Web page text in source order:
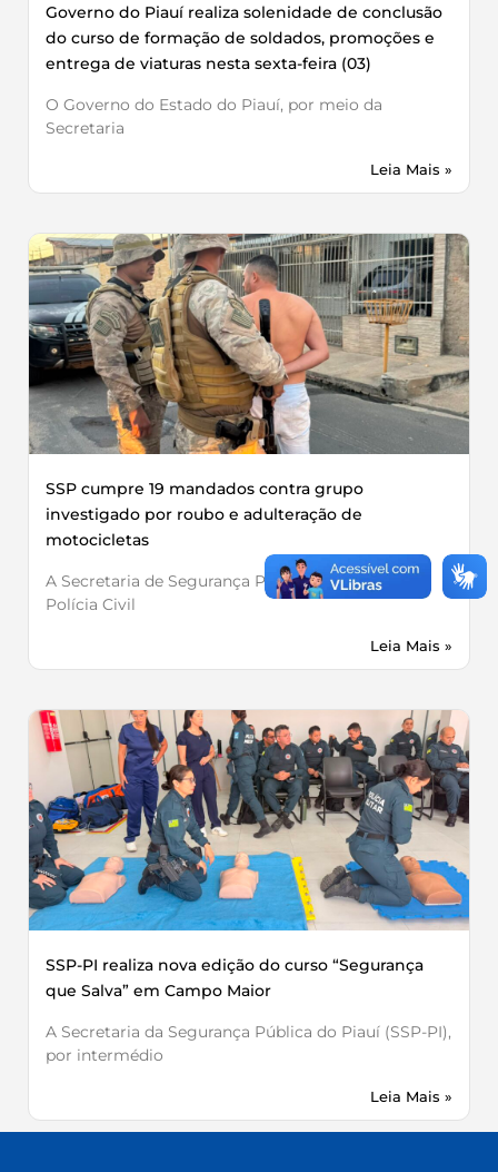
Governo do Piauí realiza solenidade de conclusão
do curso de formação de soldados, promoções e
entrega de viaturas nesta sexta-feira (03)
O Governo do Estado do Piauí, por meio da
Secretaria
Leia Mais »
SSP cumpre 19 mandados contra grupo
investigado por roubo e adulteração de
motocicletas
A Secretaria de Segurança Pública, por meio da
Polícia Civil
Leia Mais »
SSP-PI realiza nova edição do curso “Segurança
que Salva” em Campo Maior
A Secretaria da Segurança Pública do Piauí (SSP-PI),
por intermédio
Leia Mais »